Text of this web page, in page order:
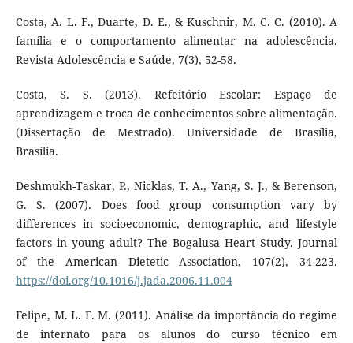
Costa, A. L. F., Duarte, D. E., & Kuschnir, M. C. C. (2010). A
família e o comportamento alimentar na adolescência.
Revista Adolescência e Saúde, 7(3), 52-58.
Costa, S. S. (2013). Refeitório Escolar: Espaço de
aprendizagem e troca de conhecimentos sobre alimentação.
(Dissertação de Mestrado). Universidade de Brasília,
Brasília.
Deshmukh-Taskar, P., Nicklas, T. A., Yang, S. J., & Berenson,
G. S. (2007). Does food group consumption vary by
differences in socioeconomic, demographic, and lifestyle
factors in young adult? The Bogalusa Heart Study. Journal
of the American Dietetic Association, 107(2), 34-223.
https://doi.org/10.1016/j.jada.2006.11.004
Felipe, M. L. F. M. (2011). Análise da importância do regime
de internato para os alunos do curso técnico em